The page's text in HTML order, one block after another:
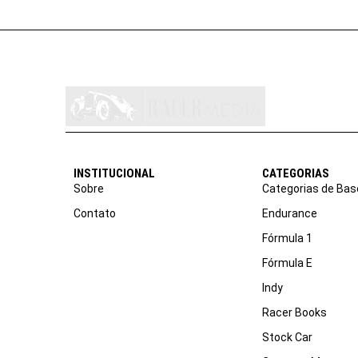
INSTITUCIONAL
Sobre
Contato
CATEGORIAS
Categorias de
Endurance
Fórmula 1
Fórmula E
Indy
Racer Books
Stock Car